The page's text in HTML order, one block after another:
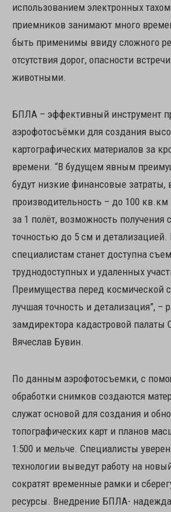
использованием электронных
приемников занимают много
быть применимы ввиду сложного
отсутствия дорог, опасности
животными.
БПЛА – эффективный инструмент
аэрофотосъёмки для создания
картографических материалов за
времени. “В будущем явным
будут низкие финансовые затраты,
производительность – до 100
за 1 полёт, возможность получения
точностью до 5 см и детализацией.
специалистам станет доступна
труднодоступных и удаленных
Преимущества перед космической
лучшая точность и детализация”, –
замдиректора кадастровой палаты
Вячеслав Бувин.
По данным аэрофотосъемки, с
обработки снимков создаются
служат основой для создания и
топографических карт и планов
1:500 и мельче. Специалисты
технологии выведут работу на
сократят временные рамки и
ресурсы. Внедрение БПЛА- надежда